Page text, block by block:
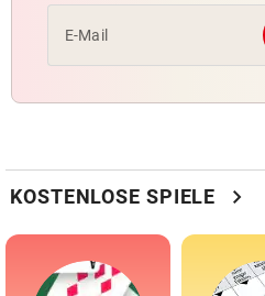
E-Mail
KOSTENLOSE SPIELE chevron_right